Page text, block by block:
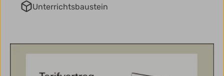
Unterrichtsbaustein